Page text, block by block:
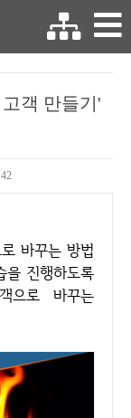
객 만들기'
을 진행하도록
으로 바꾸는